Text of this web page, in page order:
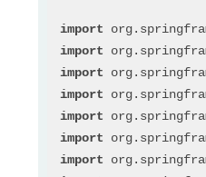
        config.
        config.
    }
@Override
public void
/**Note:
import
import
import
import
import
import
import